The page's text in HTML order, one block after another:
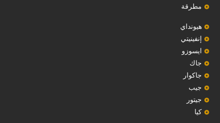
مطرقة
هيونداي
إنفينيتي
‏ايسوزو‏
‏جاك‏
جاكوار
جيب
‏جيتور‏
كيا